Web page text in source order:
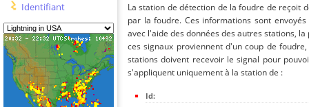
Identifiant
La station de détection de la foudre de reçoit
par la foudre. Ces informations sont
avec l'aide des données des autres stations,
ces signaux proviennent d'un coup de
stations doivent recevoir le signal pour
s'appliquent uniquement à la station de :
Id: